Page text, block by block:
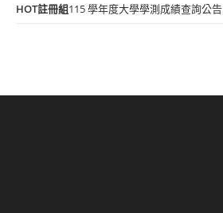
HOT註冊組115 學年度大學學測成績查詢公告